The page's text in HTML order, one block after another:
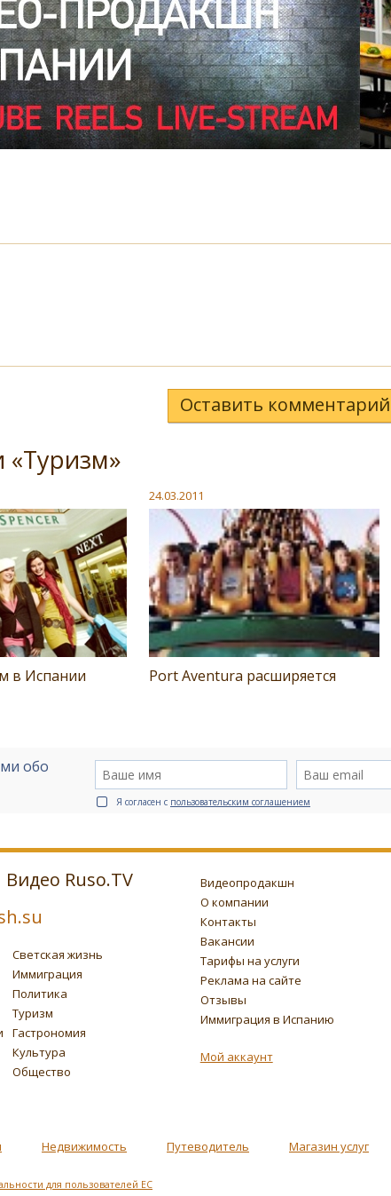
Оставить комментарий
«Туризм»
в Испании
24.03.2011
Port Aventura расширяется
обо
Я согласен с пользовательским соглашением
Видео Ruso.TV
Светская жизнь
Иммиграция
Политика
Туризм
Гастрономия
Культура
Общество
Видеопродакшн
О компании
Контакты
Вакансии
Тарифы на услуги
Реклама на сайте
Отзывы
Иммиграция в Испанию
Мой аккаунт
Недвижимость Путеводитель Магазин услуг
для пользователей ЕС